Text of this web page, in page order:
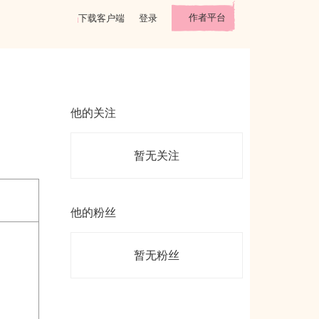
下载客户端 登录 作者平台
他的关注
暂无关注
他的粉丝
暂无粉丝